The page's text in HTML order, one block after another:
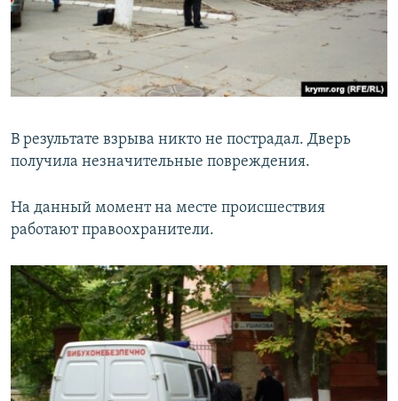
В результате взрыва никто не пострадал. Дверь
получила незначительные повреждения.
На данный момент на месте происшествия
работают правоохранители.